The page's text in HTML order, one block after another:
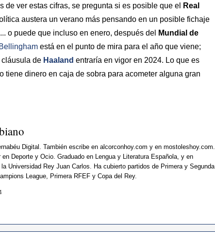
de ver estas cifras, se pregunta si es posible que el
Real
austera un verano más pensando en un posible fichaje
o puede que incluso en enero, después del
Mundial de
está en el punto de mira para el año que viene;
de Haaland entraría en vigor en 2024. Lo que es
tiene dinero en caja de sobra para acometer alguna gran
Digital. También escribe en alcorconhoy.com y en mostoleshoy.com.
Deporte y Ocio. Graduado en Lengua y Literatura Española, y en
Universidad Rey Juan Carlos. Ha cubierto partidos de Primera y Segunda
League, Primera RFEF y Copa del Rey.